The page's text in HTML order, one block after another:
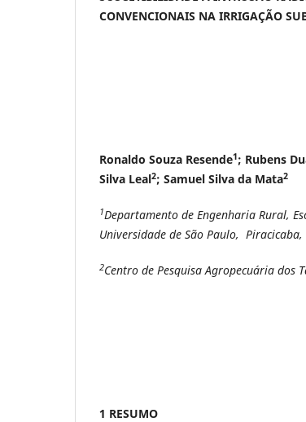
CONVENCIONAIS NA IRRIGAÇÃO
Ronaldo Souza Resende1; Rubens
Silva Leal2; Samuel Silva da Mata2
1Departamento de Engenharia Rural,
Universidade de São Paulo,
2Centro de Pesquisa Agropecuária dos
1 RESUMO